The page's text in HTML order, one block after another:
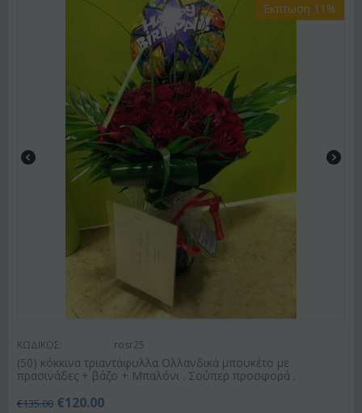
Έκπτωση 11%
ΚΩΔΙΚΟΣ: rosr25
(50) κόκκινα τριαντάφυλλα Ολλανδικά μπουκέτο με
πρασινάδες + βάζο + Μπαλόνι . Σούπερ προσφορά .
€135.00 €120.00